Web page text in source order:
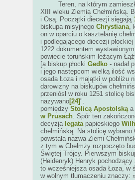
Teren, na którym
XIII wieku Ziemią Chełmińską.
i Osą. Początki diecezji sięgają
biskupa misyjnego Chrystiana,
on w oparciu o kasztelanię
i podlegającego diecezji
1222 dokumentem
powiecie toruńskim leżącym
[a biskup płocki Gedko - nadał
i jego następcom wielką ilość
osada Łoza i majątki w pobliżu
darowizny na biskupów
przeniósł w roku 1251 stolicę
nazywano[24]".
pomiędzy Stolicą Apostolskąa
w Prusach. Spór ten
decyzją legatapapieskiego
chełmińską. Na stolicę wybrano
powstała nazwa Ziemi
z tym w Chełmży rozpoczęto
Świętej Trójcy. Pierwszym
(Heidenryk) Henryk pochodzący
to wcześniejsza osada Łoza, w
w wolnym tłumaczeniu znaczy: